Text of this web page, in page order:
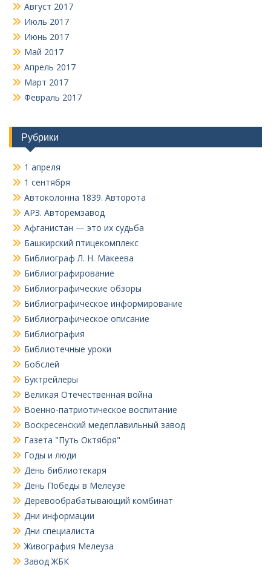
Август 2017
Июль 2017
Июнь 2017
Май 2017
Апрель 2017
Март 2017
Февраль 2017
Рубрики
1 апреля
1 сентября
Автоколонна 1839. Авторота
АРЗ. Авторемзавод
Афганистан — это их судьба
Башкирский птицекомплекс
Библиограф Л. Н. Макеева
Библиографирование
Библиографические обзоры
Библиографическое информирование
Библиографическое описание
Библиография
Библиотечные уроки
Бобслей
Буктрейлеры
Великая Отечественная война
Военно-патриотическое воспитание
Воскресенский медеплавильный завод
Газета "Путь Октября"
Годы и люди
День библиотекаря
День Победы в Мелеузе
Деревообрабатывающий комбинат
Дни информации
Дни специалиста
Живография Мелеуза
Завод ЖБК